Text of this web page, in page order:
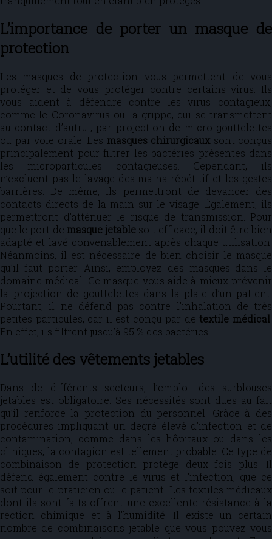
L’importance de porter un masque de
protection
Les masques de protection vous permettent de vous
protéger et de vous protéger contre certains virus. Ils
vous aident à défendre contre les virus contagieux,
comme le Coronavirus ou la grippe, qui se transmettent
au contact d’autrui, par projection de micro gouttelettes
ou par voie orale. Les masques chirurgicaux sont conçus
principalement pour filtrer les bactéries présentes dans
les microparticules contagieuses. Cependant, ils
n’excluent pas le lavage des mains répétitif et les gestes
barrières. De même, ils permettront de devancer des
contacts directs de la main sur le visage. Également, ils
permettront d’atténuer le risque de transmission. Pour
que le port de masque jetablesoit efficace, il doit être bien
adapté et lavé convenablement après chaque utilisation.
Néanmoins, il est nécessaire de bien choisir le masque
qu’il faut porter. Ainsi, employez des masques dans le
domaine médical. Ce masque vous aide à mieux prévenir
la projection de gouttelettes dans la plaie d’un patient.
Pourtant, il ne défend pas contre l’inhalation de très
petites particules, car il est conçu par de textile médical
En effet, ils filtrent jusqu’à 95 % des bactéries.
L’utilité des vêtements jetables
Dans de différents secteurs, l’emploi des surblouses
jetables est obligatoire. Ses nécessités sont dues au fait
qu’il renforce la protection du personnel. Grâce à des
procédures impliquant un degré élevé d’infection et de
contamination, comme dans les hôpitaux ou dans les
cliniques, la contagion est tellement probable. Ce type de
combinaison de protection protège deux fois plus. Il
défend également contre le virus et l’infection, que ce
soit pour le praticien ou le patient. Les textiles médicaux
dont ils sont faits offrent une excellente résistance à la
rection chimique et à l’humidité. Il existe un certain
nombre de combinaisons jetable que vous pouvez vous